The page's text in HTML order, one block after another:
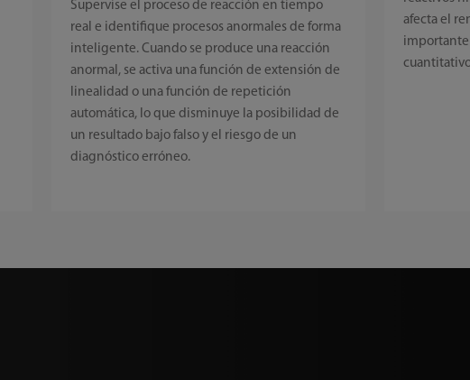
Supervise el proceso de reacción en tiempo
real e identifique procesos anormales de forma
inteligente. Cuando se produce una reacción
anormal, se activa una función de extensión de
linealidad o una función de repetición
automática, lo que disminuye la posibilidad de
un resultado bajo falso y el riesgo de un
diagnóstico erróneo.
afecta el
importante